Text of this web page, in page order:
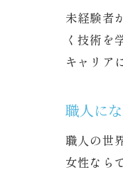
未経験者
く技術を
キャリア
職人に
職人の世
女性なら